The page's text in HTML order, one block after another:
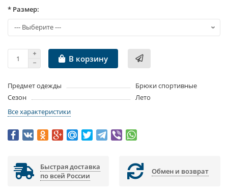
* Размер:
В корзину
Предмет одежды
Брюки спортивные
Сезон
Лето
Все характеристики
Быстрая доставка
по всей России
Обмен и возврат